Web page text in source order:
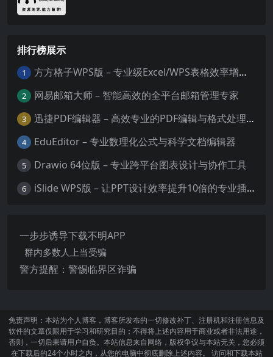
排行榜展示
1 方方格子WPS版 – 专业级Excel/WPS表格效率增强插件
2 网易邮箱大师 – 智能高效的全平台邮箱管理专家
3 迅捷PDF编辑器 – 高效专业的PDF编辑与格式处理工具
4 EduEditor – 专业数理化公式与科学文档编辑器
5 Drawio 64位版 – 专业跨平台图表设计与协作工具
6 iSlide WPS版 – 让PPT设计效率提升10倍的专业插件
一步步诱导下载不明APP
群内多数人上当受骗
警方提醒：警惕临界区诈骗
免责声明：本站为个人博客，博客所发布的一切修改补丁、注册机和注册信息及
软件的文章仅限用于学习和研究目的；不得将上述内容用于商业或者非法用途，
否则，一切后果请用户自负。本站信息来自网络，版权争议与本站无关，您必须
在下载后的24个小时之内，从您的电脑中彻底删除上述内容。 访问和下载本站